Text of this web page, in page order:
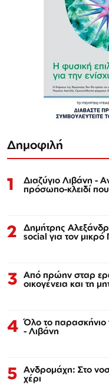
Δημοφιλή
1 Διαζύγιο Λιβάνη -
πρόσωπο-κλειδί
2 Δημήτρης
social για τον
3 Από πρώην σταρ
οικογένεια και τη
4 Όλο το
- Λιβάνη
5 Ανδρομάχη: Στο
χέρι